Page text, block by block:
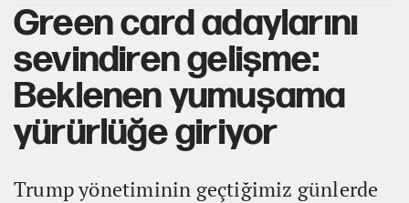
Green card adaylarını
sevindiren gelişme:
Beklenen yumuşama
yürürlüğe giriyor
Trump yönetiminin geçtiğimiz günlerde